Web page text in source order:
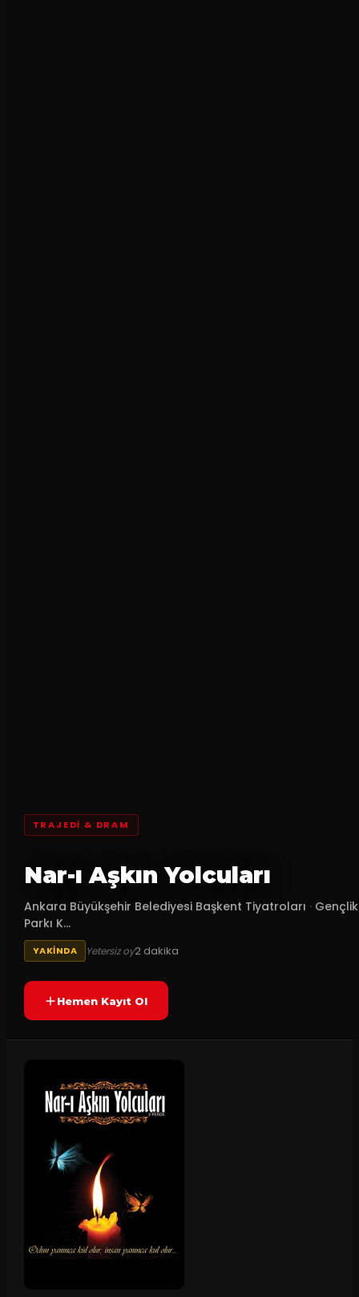
TRAJEDI & DRAM
Nar-ı Aşkın Yolcuları
Ankara Büyükşehir Belediyesi Başkent Tiyatroları · Gençlik
Parkı K...
YAKINDA Yetersiz oy2 dakika
Hemen Kayıt Ol